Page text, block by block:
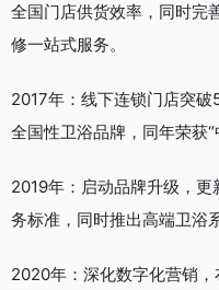
全国门店供货效率，同时完
修一站式服务。
2017年：线下连锁门店突
全国性卫浴品牌，同年荣获“
2019年：启动品牌升级，
务标准，同时推出高端卫浴
2020年：深化数字化营销